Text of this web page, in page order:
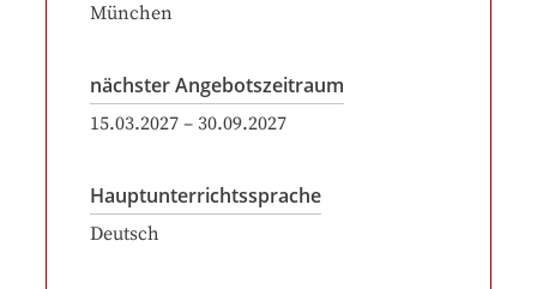
München
nächster Angebotszeitraum
15.03.2027 – 30.09.2027
Hauptunterrichtssprache
Deutsch